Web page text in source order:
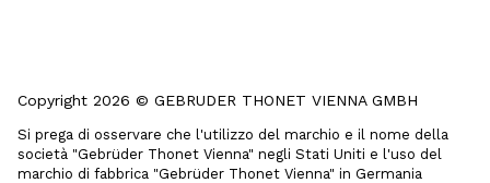
Copyright 2026 © GEBRUDER THONET VIENNA GMBH
Si prega di osservare che l'utilizzo del marchio e il nome della
società "Gebrüder Thonet Vienna" negli Stati Uniti e l'uso del
marchio di fabbrica "Gebrüder Thonet Vienna" in Germania